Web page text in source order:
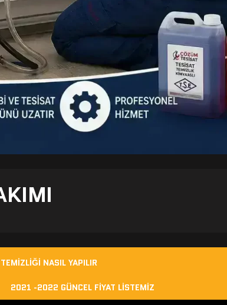
NASIL YAPILIR
2021 -2022 GÜNCEL FIYAT LISTEMIZ